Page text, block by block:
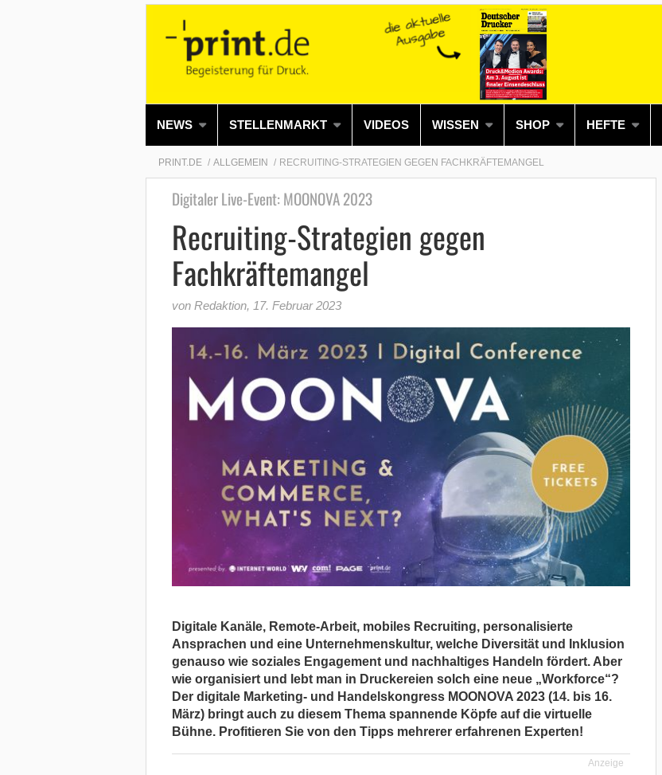
NEWS STELLENMARKT VIDEOS WISSEN SHOP HEFTE
PRINT.DE ALLGEMEIN RECRUITING-STRATEGIEN GEGEN FACHKRÄFTEMANGEL
Digitaler Live-Event: MOONOVA 2023
Recruiting-Strategien gegen
Fachkräftemangel
von Redaktion, 17. Februar 2023
Digitale Kanäle, Remote-Arbeit, mobiles Recruiting, personalisierte
Ansprachen und eine Unternehmenskultur, welche Diversität und Inklusion
genauso wie soziales Engagement und nachhaltiges Handeln fördert. Aber
wie organisiert und lebt man in Druckereien solch eine neue „Workforce“?
Der digitale Marketing- und Handelskongress MOONOVA 2023 (14. bis 16.
März) bringt auch zu diesem Thema spannende Köpfe auf die virtuelle
Bühne. Profitieren Sie von den Tipps mehrerer erfahrenen Experten!
Anzeige